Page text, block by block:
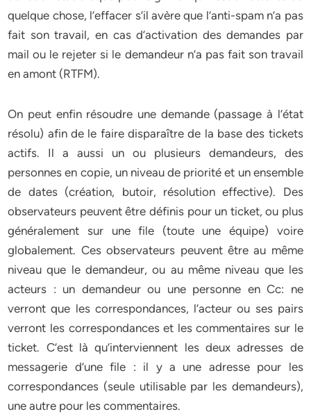
quelque chose, l’effacer s’il avère que l’anti-spam n’a pas
fait son travail, en cas d’activation des demandes par
mail ou le rejeter si le demandeur n’a pas fait son travail
en amont (RTFM).
On peut enfin résoudre une demande (passage à l’état
résolu) afin de le faire disparaître de la base des tickets
actifs. Il a aussi un ou plusieurs demandeurs, des
personnes en copie, un niveau de priorité et un ensemble
de dates (création, butoir, résolution effective). Des
observateurs peuvent être définis pour un ticket, ou plus
généralement sur une file (toute une équipe) voire
globalement. Ces observateurs peuvent être au même
niveau que le demandeur, ou au même niveau que les
acteurs : un demandeur ou une personne en Cc: ne
verront que les correspondances, l’acteur ou ses pairs
verront les correspondances et les commentaires sur le
ticket. C’est là qu’interviennent les deux adresses de
messagerie d’une file : il y a une adresse pour les
correspondances (seule utilisable par les demandeurs),
une autre pour les commentaires.